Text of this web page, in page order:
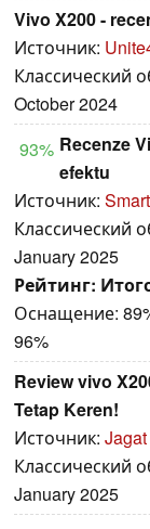
Vivo X200 -
Источник:
Классический
October 2024
93% Recenze
efektu
Источник:
Классический
January 2025
Рейтинг:
Оснащение:
96%
Review vivo
Tetap Keren!
Источник:
Классический
January 2025